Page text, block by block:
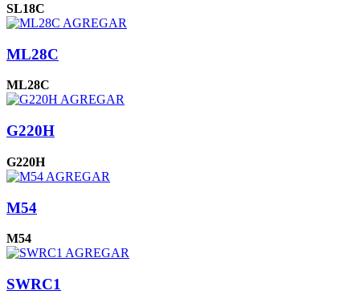
SL18C
AGREGAR
ML28C
ML28C
AGREGAR
G220H
G220H
AGREGAR
M54
M54
AGREGAR
SWRC1